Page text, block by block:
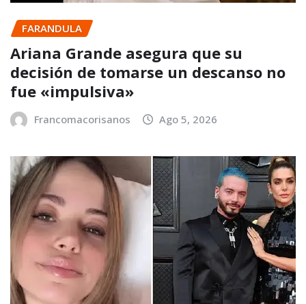
FARANDULA
Ariana Grande asegura que su
decisión de tomarse un descanso no
fue «impulsiva»
Francomacorisanos Ago 5, 2026